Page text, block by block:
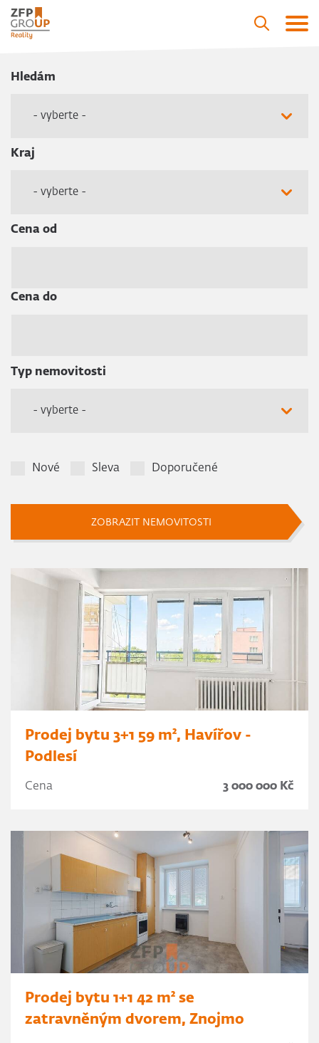
Hledám
- vyberte -
Kraj
- vyberte -
Cena od
Cena do
Typ nemovitosti
- vyberte -
Nové Sleva Doporučené
ZOBRAZIT NEMOVITOSTI
Prodej bytu 3+1 59 m², Havířov -
Podlesí
Cena 3 000 000 Kč
Prodej bytu 1+1 42 m² se
zatravněným dvorem, Znojmo